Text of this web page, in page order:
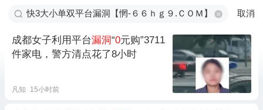
取消
成都女子利用平台漏洞“0元购”3711
件家电，警方清点花了8小时
凡知 15小时前